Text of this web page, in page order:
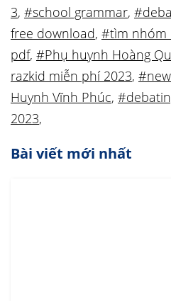
3, #school grammar,
free download, #tìm nhóm
pdf, #Phụ huynh Hoàng
razkid miễn phí 2023,
Huynh Vĩnh Phúc,
2023,
Bài viết mới nhất